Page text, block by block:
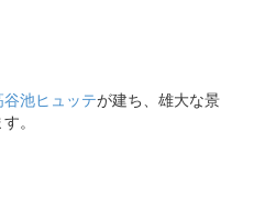
谷池ヒュッテが建ち、雄大な景
。